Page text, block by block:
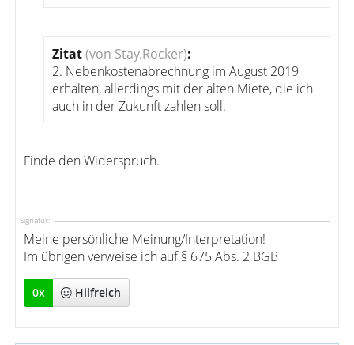
Zitat(von Stay.Rocker):
2. Nebenkostenabrechnung im August 2019
erhalten, allerdings mit der alten Miete, die ich
auch in der Zukunft zahlen soll.
Finde den Widerspruch.
Signatur:
Meine persönliche Meinung/Interpretation!
Im übrigen verweise ich auf § 675 Abs. 2 BGB
0x Hilfreich